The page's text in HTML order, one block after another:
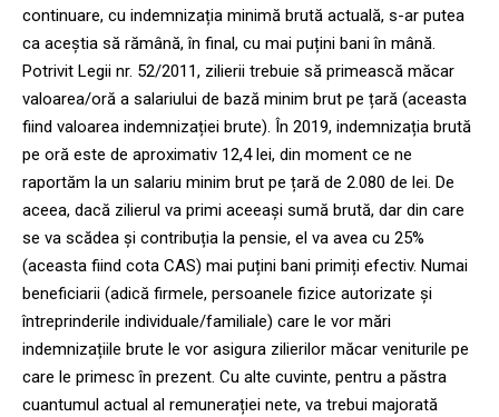
continuare, cu indemnizația minimă brută actuală, s-ar putea
ca aceștia să rămână, în final, cu mai puțini bani în mână.
Potrivit Legii nr. 52/2011, zilierii trebuie să primească măcar
valoarea/oră a salariului de bază minim brut pe țară (aceasta
fiind valoarea indemnizației brute). În 2019, indemnizația brută
pe oră este de aproximativ 12,4 lei, din moment ce ne
raportăm la un salariu minim brut pe țară de 2.080 de lei. De
aceea, dacă zilierul va primi aceeași sumă brută, dar din care
se va scădea și contribuția la pensie, el va avea cu 25%
(aceasta fiind cota CAS) mai puțini bani primiți efectiv. Numai
beneficiarii (adică firmele, persoanele fizice autorizate și
întreprinderile individuale/familiale) care le vor mări
indemnizațiile brute le vor asigura zilierilor măcar veniturile pe
care le primesc în prezent. Cu alte cuvinte, pentru a păstra
cuantumul actual al remunerației nete, va trebui majorată